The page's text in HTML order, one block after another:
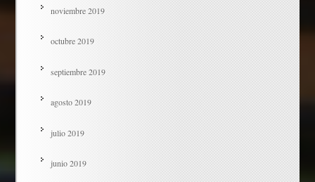
noviembre 2019
octubre 2019
septiembre 2019
agosto 2019
julio 2019
junio 2019